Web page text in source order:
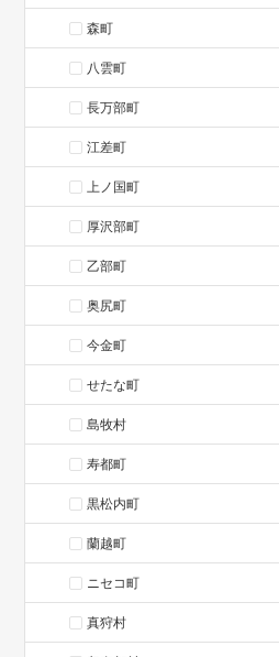
森町
八雲町
長万部町
江差町
上ノ国町
厚沢部町
乙部町
奥尻町
今金町
せたな町
島牧村
寿都町
黒松内町
蘭越町
ニセコ町
真狩村